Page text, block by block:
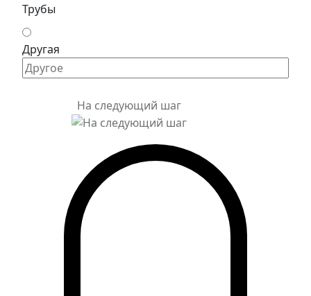
Трубы
Другая
На следующий шаг